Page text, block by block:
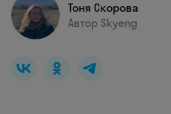
Тоня Скорова
Автор Skyeng